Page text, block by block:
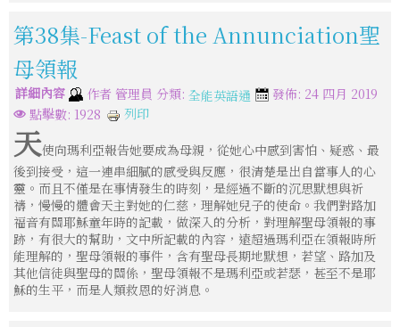
第38集-Feast of the Annunciation聖
母領報
詳細內容 作者 管理員 分類: 全能英語通
發佈: 24 四月 2019
點擊數: 1928
列印
天使向瑪利亞報告她要成為母親，從她心中感到害怕、疑惑、最
後到接受，這一連串細膩的感受與反應，很清楚是出自當事人的心
靈。而且不僅是在事情發生的時刻，是經過不斷的沉思默想與祈
禱，慢慢的體會天主對她的仁慈，理解她兒子的使命。我們對路加
福音有關耶穌童年時的記載，做深入的分析，對理解聖母領報的事
跡，有很大的幫助，文中所記載的內容，遠超過瑪利亞在領報時所
能理解的，聖母領報的事件，含有聖母長期地默想，若望、路加及
其他信徒與聖母的關係，聖母領報不是瑪利亞或若瑟，甚至不是耶
穌的生平，而是人類救恩的好消息。